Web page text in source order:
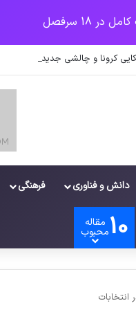
18 سرفصل
کرونا و چالشی جدید برای
دانش و فناوری فرهنگی
برای10 مقاله
محبوب